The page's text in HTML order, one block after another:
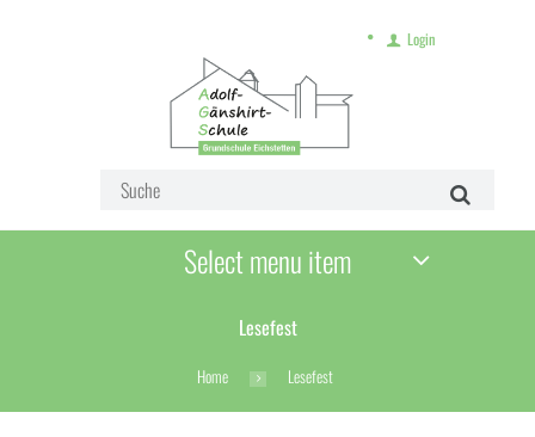
Login
Select menu item
Lesefest
Home Lesefest